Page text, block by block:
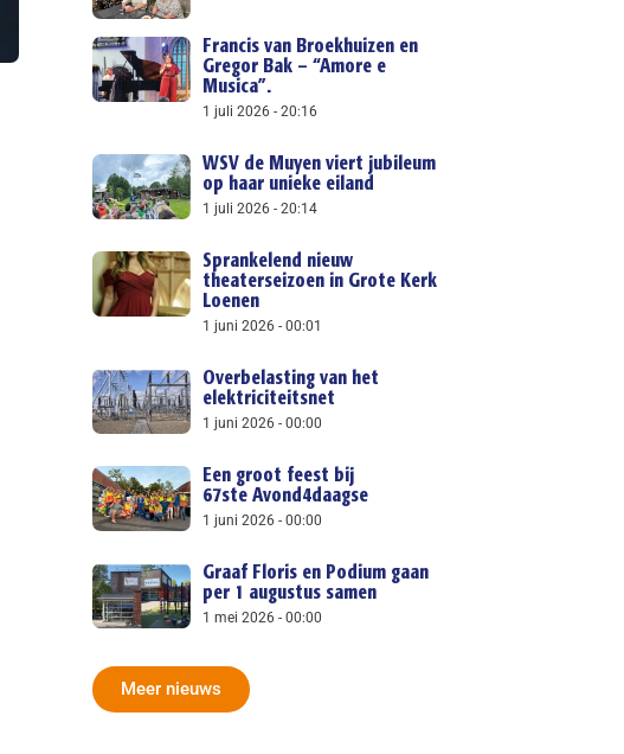
Francis van Broekhuizen en
Gregor Bak – “Amore e
Musica”.
1 juli 2026 20:16
WSV de Muyen viert jubileum
op haar unieke eiland
1 juli 2026 20:14
Sprankelend nieuw
theaterseizoen in Grote Kerk
Loenen
1 juni 2026 00:01
Overbelasting van het
elektriciteitsnet
1 juni 2026 00:00
Een groot feest bij
67ste Avond4daagse
1 juni 2026 00:00
Graaf Floris en Podium gaan
per 1 augustus samen
1 mei 2026 00:00
Meer nieuws